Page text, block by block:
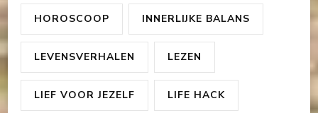
HOROSCOOP INNERLIJKE BALANS
LEVENSVERHALEN LEZEN
LIEF VOOR JEZELF LIFE HACK